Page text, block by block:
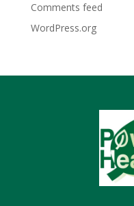
Comments feed
WordPress.org